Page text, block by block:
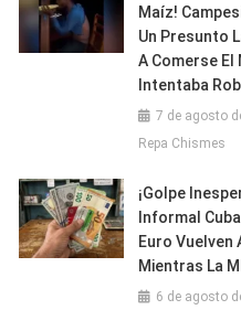
Maíz!
Un Presunto
A Comerse El
Intentaba
7 de agosto
Repa Chismes
¡Golpe
Informal
Euro Vuelven
Mientras La
6 de agosto